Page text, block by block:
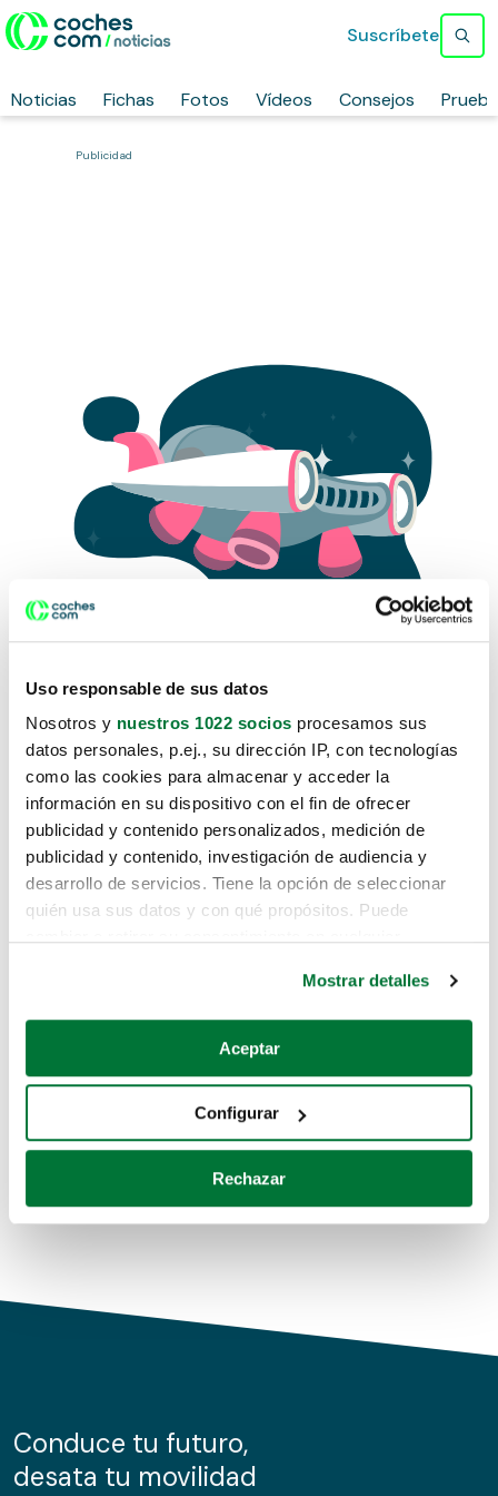
Uso responsable de sus datos
Nosotros y nuestros 1022 socios procesamos sus
datos personales, p.ej., su dirección IP, con tecnologías
como las cookies para almacenar y acceder la
información en su dispositivo con el fin de ofrecer
publicidad y contenido personalizados, medición de
publicidad y contenido, investigación de audiencia y
desarrollo de servicios. Tiene la opción de seleccionar
quién usa sus datos y con qué propósitos. Puede
Si lo permite, también quisiéramos:
Recopilar información sobre su ubicación geográfica
Identificar su dispositivo analizándolo activamente
para buscar características específicas (huellas
Obtenga más información sobre cómo se procesan sus
de cookies.
información sobre el uso que haga del sitio web con
nuestros partners de redes sociales, publicidad y análisis
Mostrar detalles
Aceptar
Configurar
Rechazar
Noticias Fichas Fotos Vídeos Consejos
Suscríbete
Publicidad
Lo sentimos, no sabemos como
te hemos traido hasta aquí.
Pero puedes encontrar el coche que estás
buscando en alguno de estos enlaces:
Coches de segunda mano
Coches de km0
Conduce tu futuro,
desata tu movilidad